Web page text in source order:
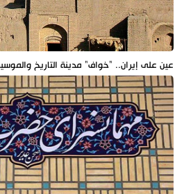
عين على إيران.. "خواف" مدينة التاريخ